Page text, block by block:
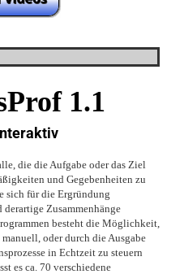
1.1
die die Aufgabe oder das Ziel
und Gegebenheiten zu
sich für die Ergründung
derartige Zusammenhänge
besteht die Möglichkeit,
oder durch die Ausgabe
in Echtzeit zu steuern
es ca. 70 verschiedene